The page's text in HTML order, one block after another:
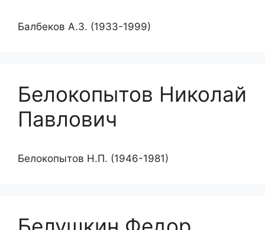
Балбеков А.З. (1933-1999)
Белокопытов Николай
Павлович
Белокопытов Н.П. (1946-1981)